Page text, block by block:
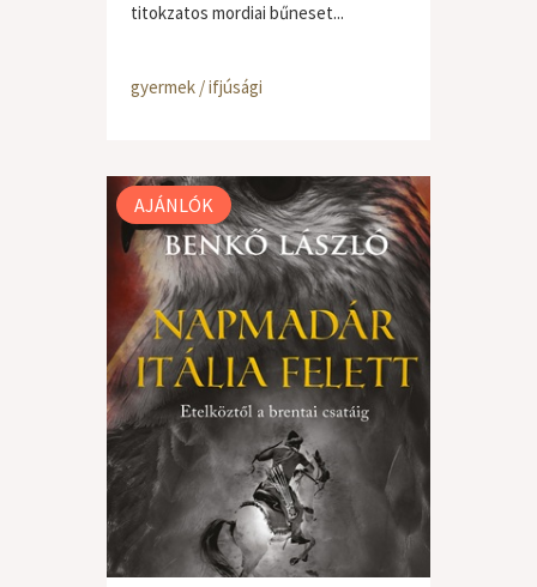
titokzatos mordiai bűneset...
gyermek / ifjúsági
AJÁNLÓK